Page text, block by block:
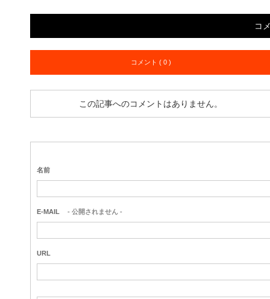
コ
コメント ( 0 )
この記事へのコメントはありません。
名前
E-MAIL - 公開されません -
URL